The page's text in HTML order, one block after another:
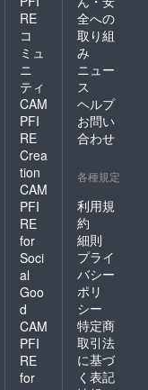
RE
コ
ミュ
ニ
ティ
CAM
PFI
RE
Crea
tion
CAM
PFI
RE
for
Soci
al
Goo
d
CAM
PFI
RE
for
全への
取り組
み
ニュー
ス
ヘルプ
お問い
合わせ
各種規定
利用規
約
細則
プライ
バシー
ポリ
シー
特定商
取引法
に基づ
く表記